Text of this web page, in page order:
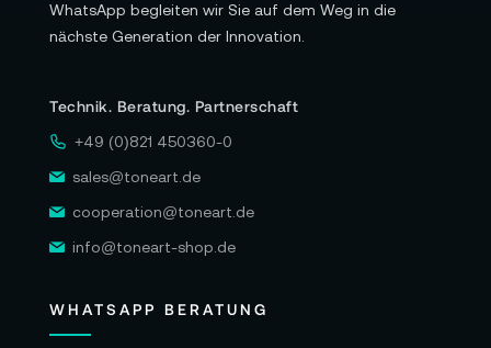
WhatsApp begleiten wir Sie auf dem Weg in die
nächste Generation der Innovation.
Technik. Beratung. Partnerschaft
+49 (0)821 450360-0
sales@toneart.de
cooperation@toneart.de
info@toneart-shop.de
WHATSAPP BERATUNG